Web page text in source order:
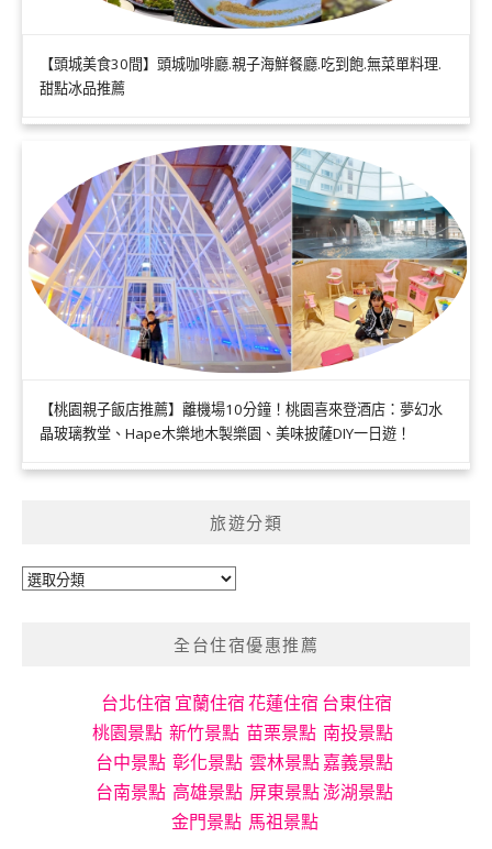
【頭城美食30間】頭城咖啡廳.親子海鮮餐廳.吃到飽.無菜單料理.
甜點冰品推薦
【桃園親子飯店推薦】離機場10分鐘！桃園喜來登酒店：夢幻水
晶玻璃教堂、Hape木樂地木製樂園、美味披薩DIY一日遊！
旅遊分類
旅
全台住宿優惠推薦
台北住宿 宜蘭住宿花蓮住宿 台東住宿
桃園景點 新竹景點 苗栗景點 南投景點
台中景點 彰化景點 雲林景點嘉義景點
台南景點 高雄景點 屏東景點澎湖景點
金門景點 馬祖景點